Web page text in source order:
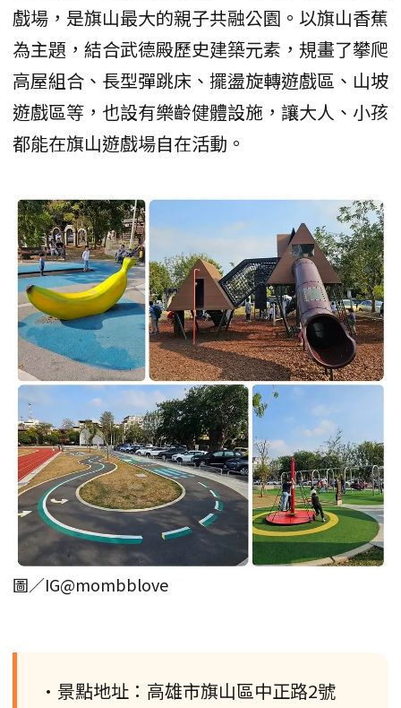
戲場，是旗山最大的親子共融公園。以旗山香蕉
為主題，結合武德殿歷史建築元素，規畫了攀爬
高屋組合、長型彈跳床、擺盪旋轉遊戲區、山坡
遊戲區等，也設有樂齡健體設施，讓大人、小孩
都能在旗山遊戲場自在活動。
圖／IG@mombblove
•景點地址：高雄市旗山區中正路2號